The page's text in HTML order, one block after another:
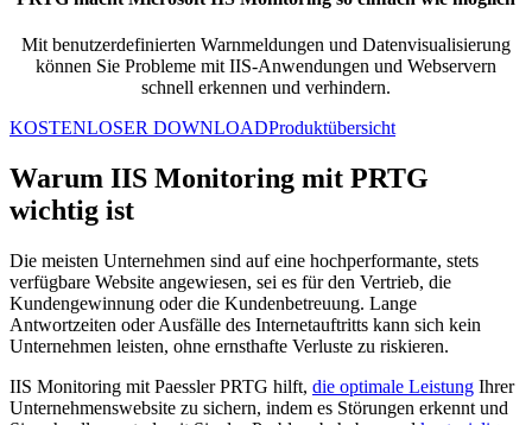
Mit benutzerdefinierten Warnmeldungen und Datenvisualisierung
können Sie Probleme mit IIS-Anwendungen und Webservern
schnell erkennen und verhindern.
KOSTENLOSER DOWNLOADProduktübersicht
Warum IIS Monitoring mit PRTG
wichtig ist
Die meisten Unternehmen sind auf eine hochperformante, stets
verfügbare Website angewiesen, sei es für den Vertrieb, die
Kundengewinnung oder die Kundenbetreuung. Lange
Antwortzeiten oder Ausfälle des Internetauftritts kann sich kein
Unternehmen leisten, ohne ernsthafte Verluste zu riskieren.
IIS Monitoring mit Paessler PRTG hilft, die optimale Leistung Ihrer
Unternehmenswebsite zu sichern, indem es Störungen erkennt und